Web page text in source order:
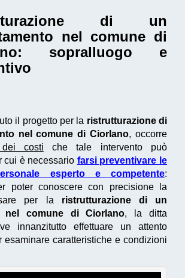
di un
nel comune di
: sopralluogo e
il progetto per la ristrutturazione di
nel comune di Ciorlano, occorre
costi che tale intervento può
cui è necessario farsi preventivare le
esperto e competente:
poter conoscere con precisione la
per la ristrutturazione di un
nel comune di Ciorlano, la ditta
innanzitutto effettuare un attento
esaminare caratteristiche e condizioni